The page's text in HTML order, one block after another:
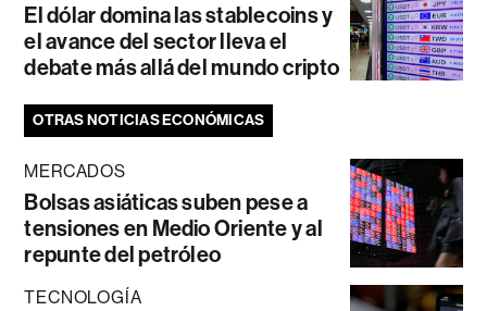
El dólar domina las stablecoins y
el avance del sector lleva el
debate más allá del mundo cripto
OTRAS NOTICIAS ECONÓMICAS
MERCADOS
Bolsas asiáticas suben pese a
tensiones en Medio Oriente y al
repunte del petróleo
TECNOLOGÍA